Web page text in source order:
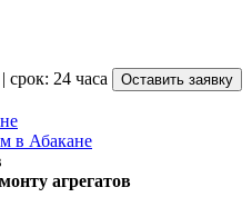
24 часа Оставить заявку
в Абакане
агрегатов